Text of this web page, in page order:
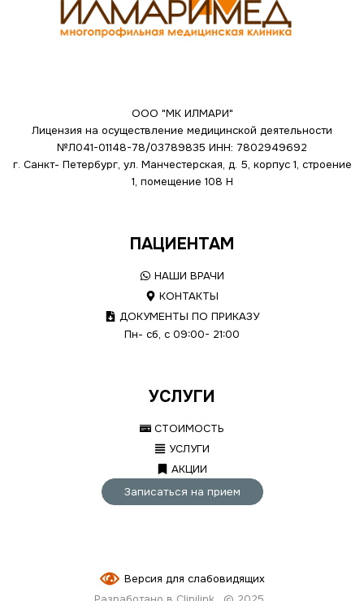
ООО "МК ИЛМАРИ"
Лицензия на осуществление медицинской деятельности
№Л041-01148-78/03789835 ИНН: 7802949692
г. Санкт- Петербург, ул. Манчестерская, д. 5, корпус 1, строение
1, помещение 108 Н
ПАЦИЕНТАМ
НАШИ ВРАЧИ
КОНТАКТЫ
ДОКУМЕНТЫ ПО ПРИКАЗУ
Пн- сб, с 09:00- 21:00
УСЛУГИ
СТОИМОСТЬ
УСЛУГИ
АКЦИИ
Записаться на прием
Версия для слабовидящих